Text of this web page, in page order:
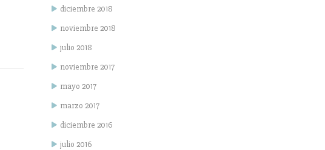
diciembre 2018
noviembre 2018
julio 2018
noviembre 2017
mayo 2017
marzo 2017
diciembre 2016
julio 2016